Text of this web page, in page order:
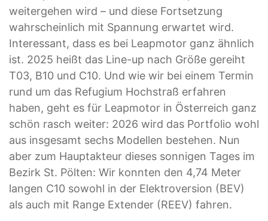
weitergehen wird – und diese Fortsetzung
wahrscheinlich mit Spannung erwartet wird.
Interessant, dass es bei Leapmotor ganz ähnlich
ist. 2025 heißt das Line-up nach Größe gereiht
T03, B10 und C10. Und wie wir bei einem Termin
rund um das Refugium Hochstraß erfahren
haben, geht es für Leapmotor in Österreich ganz
schön rasch weiter: 2026 wird das Portfolio wohl
aus insgesamt sechs Modellen bestehen. Nun
aber zum Hauptakteur dieses sonnigen Tages im
Bezirk St. Pölten: Wir konnten den 4,74 Meter
langen C10 sowohl in der Elektroversion (BEV)
als auch mit Range Extender (REEV) fahren.